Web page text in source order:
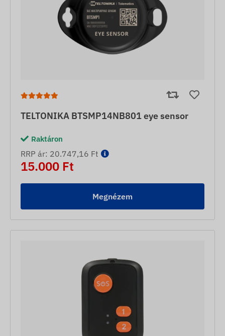
TELTONIKA BTSMP14NB801 eye sensor
Raktáron
RRP ár: 20.747,16 Ft
15.000 Ft
Megnézem